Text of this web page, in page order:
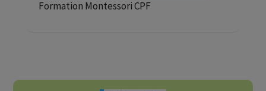
Formation Montessori CPF